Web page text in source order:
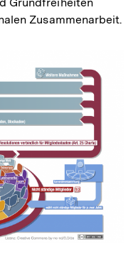
Zusammenarbeit.